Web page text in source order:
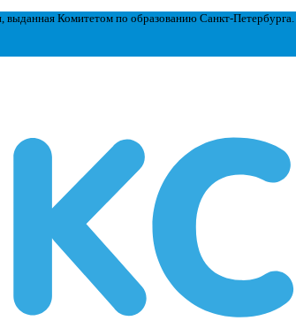
выданная Комитетом по образованию Санкт-Петербурга.